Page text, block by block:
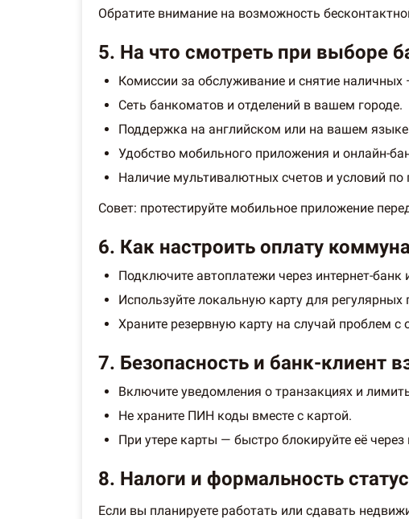
Обратите внимание на возможность
5. На что смотреть при выборе
Комиссии за обслуживание и снятие
Сеть банкоматов и отделений в вашем городе.
Поддержка на английском или на вашем
Удобство мобильного приложения и онлайн-
Наличие мультивалютных счетов и условий по
Совет: протестируйте мобильное приложение
6. Как настроить оплату
Подключите автоплатежи через интернет-
Используйте локальную карту для
Храните резервную карту на случай проблем с
7. Безопасность и банк-клиент
Включите уведомления о транзакциях и
Не храните ПИН коды вместе с картой.
При утере карты — быстро блокируйте её
8. Налоги и формальность
Если вы планируете работать или сдавать